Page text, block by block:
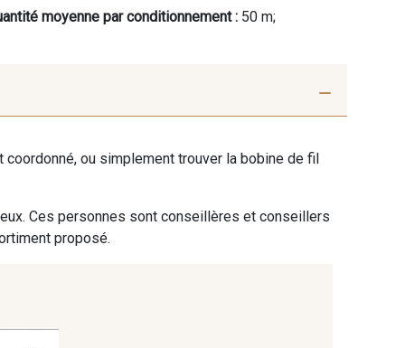
moyenne par conditionnement : 50 m;
ou simplement trouver la bobine de fil
Ces personnes sont conseillères et conseillers
proposé.